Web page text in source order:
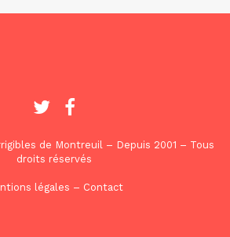
de Montreuil – Depuis 2001 – Tous
droits réservés
légales – Contact